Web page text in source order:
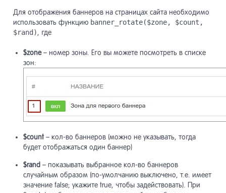
Для отображения баннеров на страницах сайта необходимо
использовать функцию banner_rotate($zone, $count,
$rand), где
$zone– номер зоны. Его вы можете посмотреть в списке
зон:
$count – кол-во баннеров (можно не указывать, тогда
будет отображаться один баннер)
$rand – показывать выбранное кол-во баннеров
случайным образом (по-умолчанию выключено, т.е. имеет
значение false; укажите true, чтобы задействовать). При